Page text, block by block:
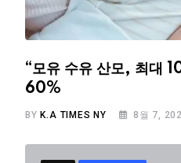
“모유 수유 산모, 최대
60%
BY K.A TIMES NY 8월 7,